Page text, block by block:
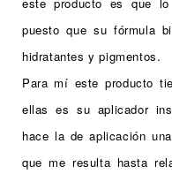
puesto que su fórmula
hidratantes y pigmentos.
Para mí este producto
ellas es su aplicador
hace la de aplicación
que me resulta hasta